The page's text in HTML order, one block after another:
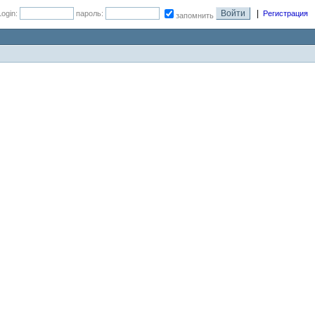
пароль: запомнить Регистрация